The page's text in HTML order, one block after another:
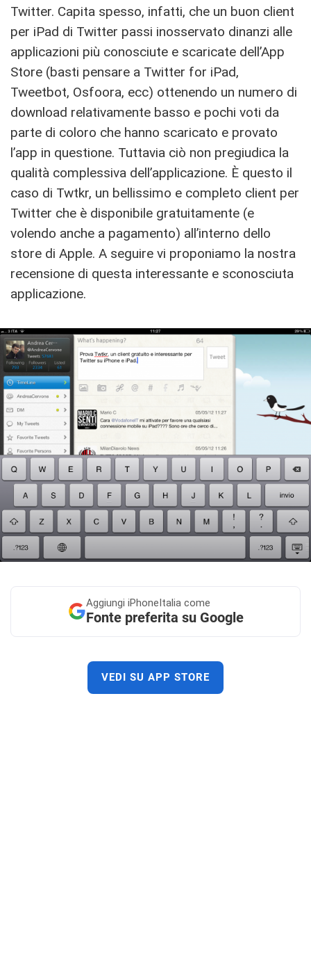
Twitter. Capita spesso, infatti, che un buon client
per iPad di Twitter passi inosservato dinanzi alle
applicazioni più conosciute e scaricate dell’App
Store (basti pensare a Twitter for iPad,
Tweetbot, Osfoora, ecc) ottenendo un numero di
download relativamente basso e pochi voti da
parte di coloro che hanno scaricato e provato
l’app in questione. Tuttavia ciò non pregiudica la
qualità complessiva dell’applicazione. È questo il
caso di Twtkr, un bellissimo e completo client per
Twitter che è disponibile gratuitamente (e
volendo anche a pagamento) all’interno dello
store di Apple. A seguire vi proponiamo la nostra
recensione di questa interessante e sconosciuta
applicazione.
Aggiungi iPhoneItalia come
Fonte preferita su Google
VEDI SU APP STORE